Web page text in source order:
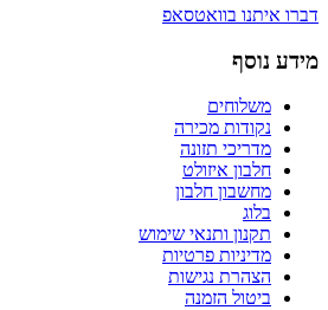
דברו איתנו בוואטסאפ
מידע נוסף
משלוחים
נקודות מכירה
מדריכי תזונה
חלבון איזולט
מחשבון חלבון
בלוג
תקנון ותנאי שימוש
מדיניות פרטיות
הצהרת נגישות
ביטול הזמנה